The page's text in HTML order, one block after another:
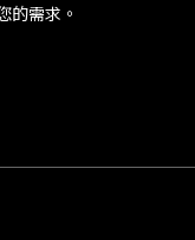
的需求。